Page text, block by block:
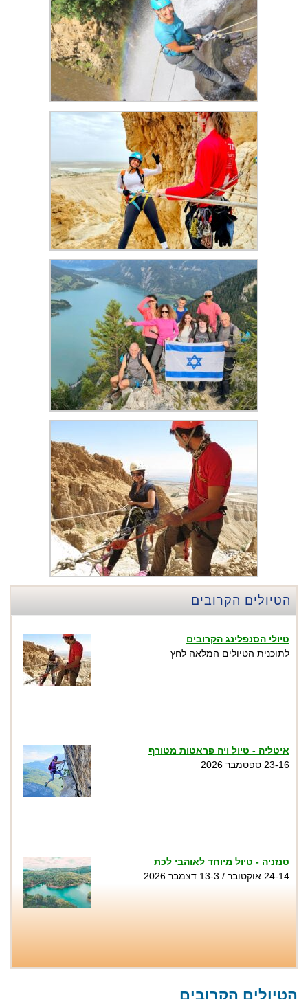
הטיולים הקרובים
טיולי הסנפלינג הקרובים
לתוכנית הטיולים המלאה לחץ
איטליה - טיול ויה פראטות מטורף
23-16 ספטמבר 2026
טנזניה - טיול מיוחד לאוהבי לכת
24-14 אוקטובר / 13-3 דצמבר 2026
הטיולים הקרובים